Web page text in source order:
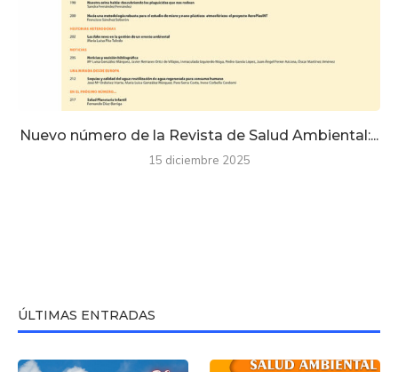
Nuevo número de la Revista de Salud Ambiental:...
15 diciembre 2025
ÚLTIMAS ENTRADAS